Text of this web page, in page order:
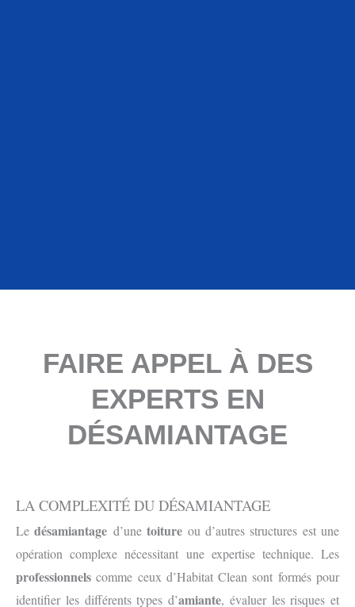
FAIRE APPEL À DES
EXPERTS EN
DÉSAMIANTAGE
LA COMPLEXITÉ DU DÉSAMIANTAGE
Ledésamiantage d’unetoiture ou d’autres structures est une
opération complexe nécessitant une expertise technique. Les
professionnels comme ceux d’Habitat Clean sont formés pour
identifier les différents types d’amiante, évaluer les risques et